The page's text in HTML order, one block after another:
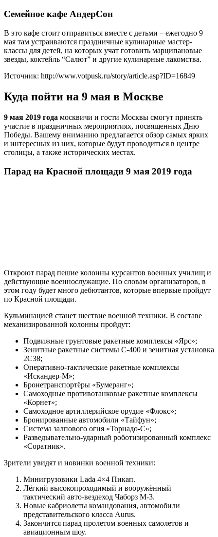
Семейное кафе АндерСон
В это кафе стоит отправиться вместе с детьми – ежегодно 9
мая там устраиваются праздничные кулинарные мастер-
классы для детей, на которых учат готовить марципановые
звезды, коктейль “Салют” и другие кулинарные лакомства.
Источник: http://www.votpusk.ru/story/article.asp?ID=16849
Куда пойти на 9 мая в Москве
9 мая 2019 года москвичи и гости Москвы смогут принять
участие в праздничных мероприятиях, посвященных Дню
Победы. Вашему вниманию предлагается обзор самых ярких
и интересных из них, которые будут проводиться в центре
столицы, а также исторических местах.
Парад на Красной площади 9 мая 2019 года
Откроют парад пешие колонны курсантов военных училищ и
действующие военнослужащие. По словам организаторов, в
этом году будет много дебютантов, которые впервые пройдут
по Красной площади.
Кульминацией станет шествие военной техники. В составе
механизированной колонны пройдут:
Подвижные грунтовые ракетные комплексы «Ярс»;
Зенитные ракетные системы С-400 и зенитная установка
2С38;
Оперативно-тактические ракетные комплексы
«Искандер-М»;
Бронетранспортёры «Бумеранг»;
Самоходные противотанковые ракетные комплексы
«Корнет»;
Самоходное артиллерийское орудие «Флокс»;
Бронированные автомобили «Тайфун»;
Система залпового огня «Торнадо-С»;
Разведывательно-ударный роботизированный комплекс
«Соратник».
Зрители увидят и новинки военной техники:
Минигрузовики Lada 4×4 Пикап.
Лёгкий высокопроходимый и вооружённый
тактический авто-вездеход Чаборз М-3.
Новые кабриолеты командования, автомобили
представительского класса Aurus.
Закончится парад пролетом военных самолетов и
авиационным шоу.